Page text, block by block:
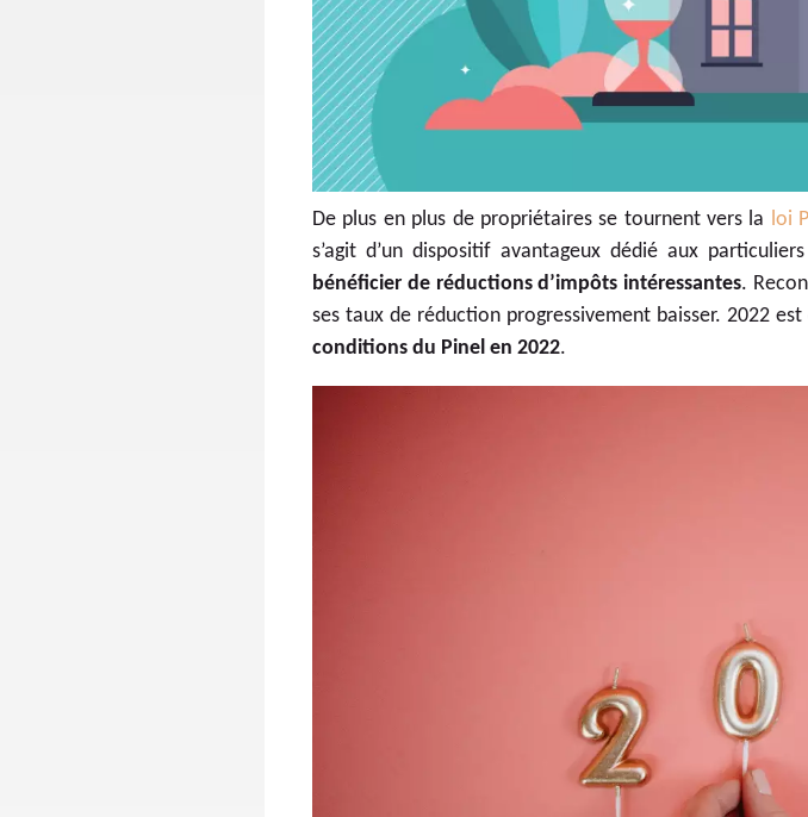
De plus en plus de propriétaires se tournent vers la loi
s’agit d’un dispositif avantageux dédié aux
bénéficier de réductions d’impôts intéressantes.
ses taux de réduction progressivement baisser. 2022
conditions du Pinel en 2022.